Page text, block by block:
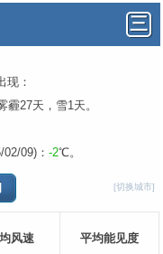
现：
27天，雪1天。
09)： -2℃。
[切换城市]
风速 平均能见度